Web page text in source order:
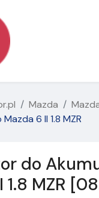
Mazda
6 II 1.8 MZR
do
1.8 MZR